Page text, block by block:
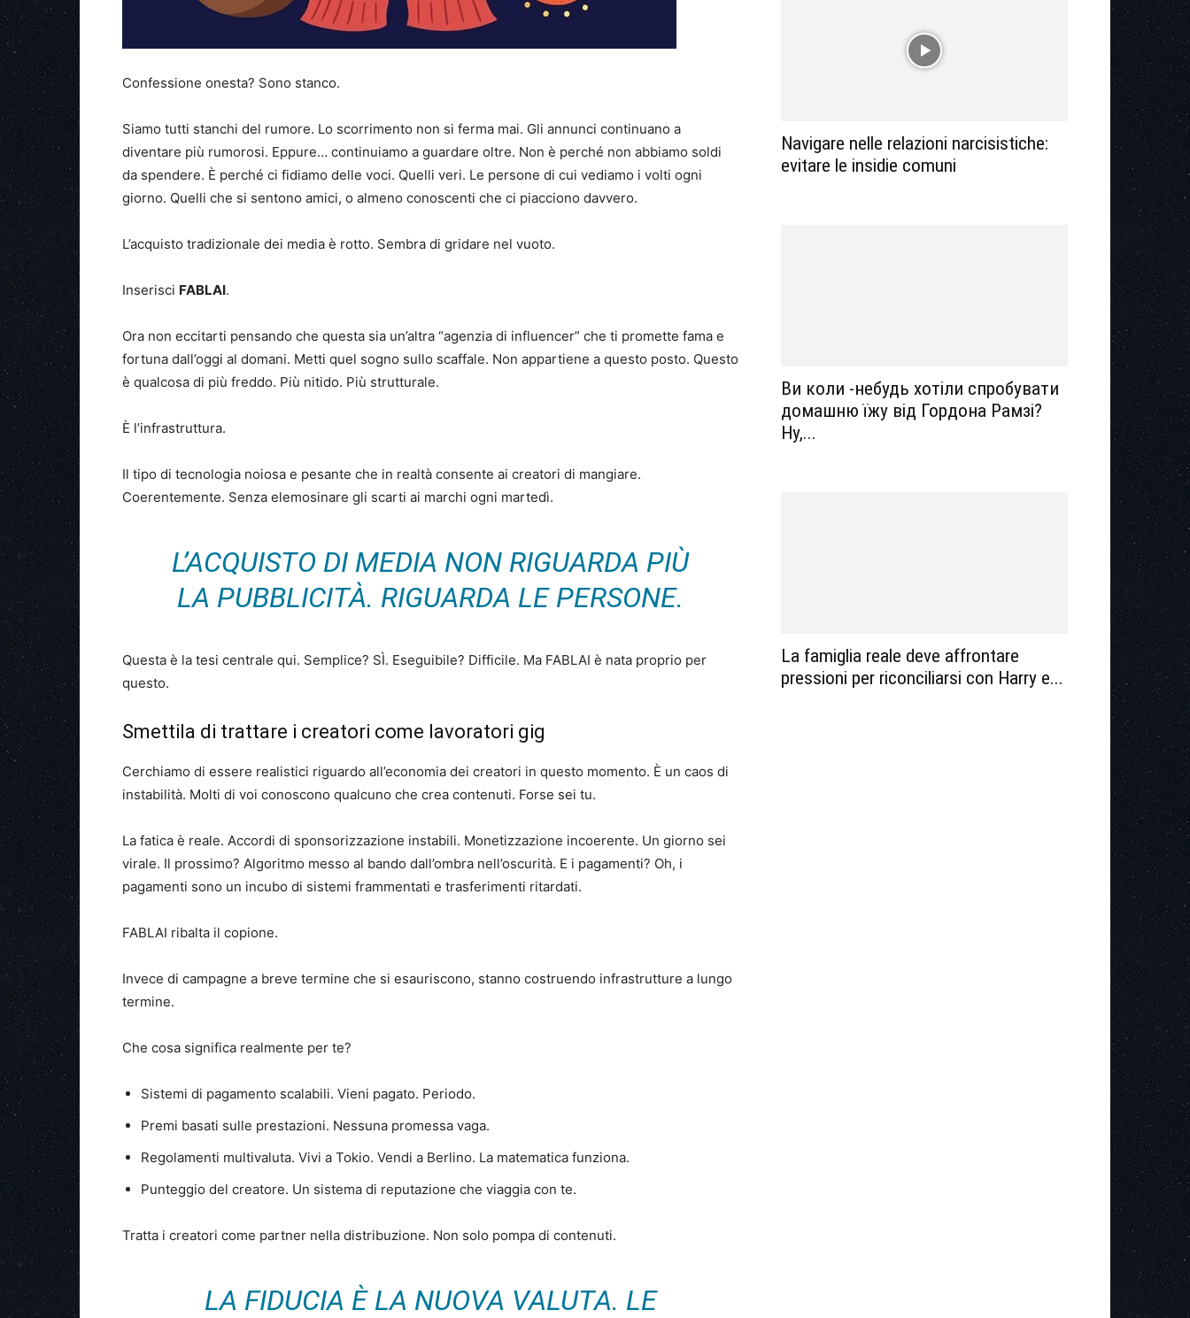
Confessione onesta? Sono stanco.
Siamo tutti stanchi del rumore. Lo scorrimento non si ferma mai. Gli annunci continuano a
diventare più rumorosi. Eppure… continuiamo a guardare oltre. Non è perché non abbiamo soldi
da spendere. È perché ci fidiamo delle voci. Quelli veri. Le persone di cui vediamo i volti ogni
giorno. Quelli che si sentono amici, o almeno conoscenti che ci piacciono davvero.
L’acquisto tradizionale dei media è rotto. Sembra di gridare nel vuoto.
Inserisci FABLAI.
Ora non eccitarti pensando che questa sia un’altra “agenzia di influencer” che ti promette fama e
fortuna dall’oggi al domani. Metti quel sogno sullo scaffale. Non appartiene a questo posto. Questo
è qualcosa di più freddo. Più nitido. Più strutturale.
È l’infrastruttura.
Il tipo di tecnologia noiosa e pesante che in realtà consente ai creatori di mangiare.
Coerentemente. Senza elemosinare gli scarti ai marchi ogni martedì.
L’ACQUISTO DI MEDIA NON RIGUARDA PIÙ
LA PUBBLICITÀ. RIGUARDA LE PERSONE.
Questa è la tesi centrale qui. Semplice? SÌ. Eseguibile? Difficile. Ma FABLAI è nata proprio per
questo.
Smettila di trattare i creatori come lavoratori gig
Cerchiamo di essere realistici riguardo all’economia dei creatori in questo momento. È un caos di
instabilità. Molti di voi conoscono qualcuno che crea contenuti. Forse sei tu.
La fatica è reale. Accordi di sponsorizzazione instabili. Monetizzazione incoerente. Un giorno sei
virale. Il prossimo? Algoritmo messo al bando dall’ombra nell’oscurità. E i pagamenti? Oh, i
pagamenti sono un incubo di sistemi frammentati e trasferimenti ritardati.
FABLAI ribalta il copione.
Invece di campagne a breve termine che si esauriscono, stanno costruendo infrastrutture a lungo
termine.
Che cosa significa realmente per te?
Sistemi di pagamento scalabili. Vieni pagato. Periodo.
Premi basati sulle prestazioni. Nessuna promessa vaga.
Regolamenti multivaluta. Vivi a Tokio. Vendi a Berlino. La matematica funziona.
Punteggio del creatore. Un sistema di reputazione che viaggia con te.
Tratta i creatori come partner nella distribuzione. Non solo pompa di contenuti.
LA FIDUCIA È LA NUOVA VALUTA. LE
Navigare nelle relazioni narcisistiche:
evitare le insidie ​​comuni
Ви коли -небудь хотіли спробувати
домашню їжу від Гордона Рамзі?
Ну,...
La famiglia reale deve affrontare
pressioni per riconciliarsi con Harry e...